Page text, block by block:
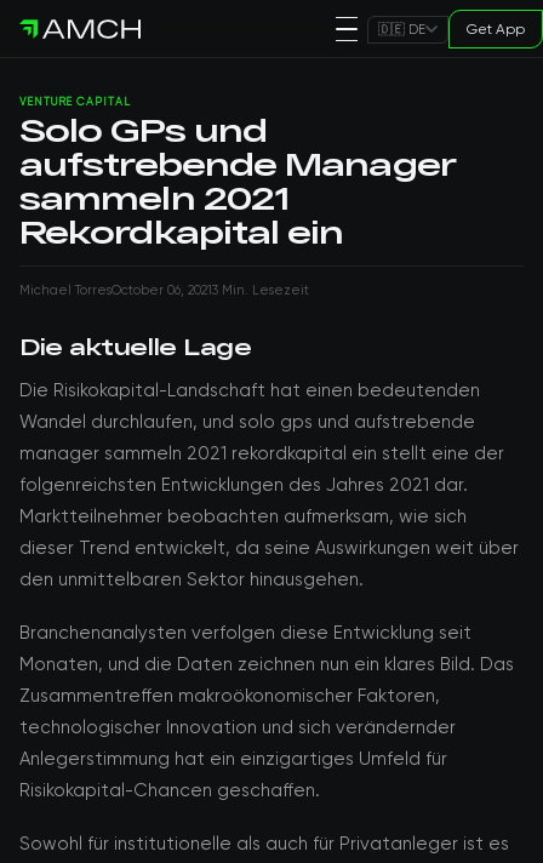
🇩🇪 DE Get App
VENTURE CAPITAL
Solo GPs und
aufstrebende Manager
sammeln 2021
Rekordkapital ein
Michael TorresOctober 06, 20213 Min. Lesezeit
Die aktuelle Lage
Die Risikokapital-Landschaft hat einen bedeutenden
Wandel durchlaufen, und solo gps und aufstrebende
manager sammeln 2021 rekordkapital ein stellt eine der
folgenreichsten Entwicklungen des Jahres 2021 dar.
Marktteilnehmer beobachten aufmerksam, wie sich
dieser Trend entwickelt, da seine Auswirkungen weit über
den unmittelbaren Sektor hinausgehen.
Branchenanalysten verfolgen diese Entwicklung seit
Monaten, und die Daten zeichnen nun ein klares Bild. Das
Zusammentreffen makroökonomischer Faktoren,
technologischer Innovation und sich verändernder
Anlegerstimmung hat ein einzigartiges Umfeld für
Risikokapital-Chancen geschaffen.
Sowohl für institutionelle als auch für Privatanleger ist es